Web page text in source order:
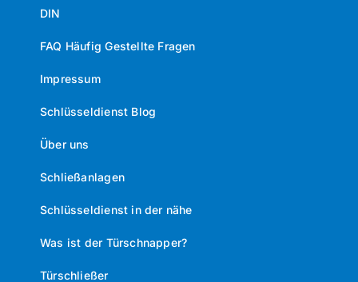
DIN
FAQ Häufig Gestellte Fragen
Impressum
Schlüsseldienst Blog
Über uns
Schließanlagen
Schlüsseldienst in der nähe
Was ist der Türschnapper?
Türschließer